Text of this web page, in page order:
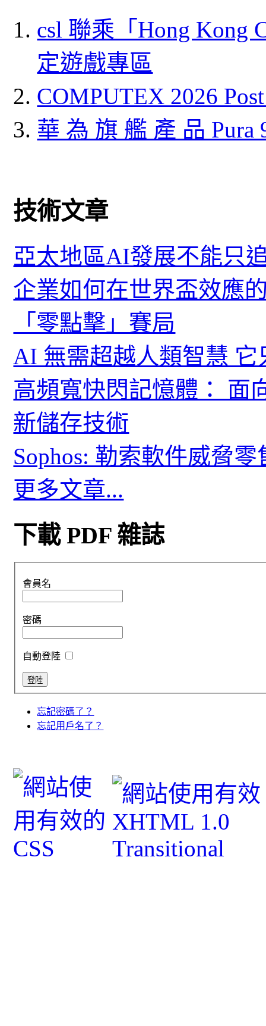
csl 聯乘「Hong Kong
定遊戲專區
COMPUTEX 2026
華 為 旗 艦 產 品 Pura
技術文章
亞太地區AI發展不能只
企業如何在世界盃效應
「零點擊」賽局
AI 無需超越人類智慧
高頻寬快閃記憶體： 面
新儲存技術
Sophos: 勒索軟件威脅
更多文章...
下載 PDF 雜誌
會員名
密碼
自動登陸
忘記密碼了？
忘記用戶名了？